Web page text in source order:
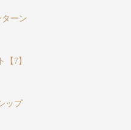
ーン
7】
ップ